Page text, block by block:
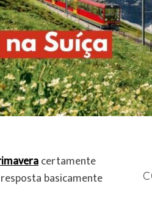
certamente
basicamente